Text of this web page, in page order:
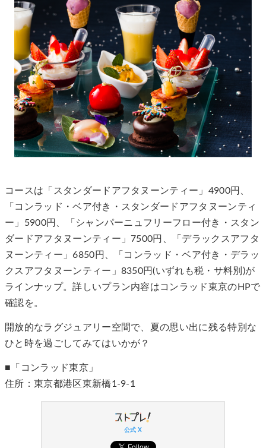
コースは「スタンダードアフタヌーンティー」4900円、
「コンラッド・ベア付き・スタンダードアフタヌーンティ
ー」5900円、「シャンパーニュフリーフロー付き・スタン
ダードアフタヌーンティー」7500円、「デラックスアフタ
ヌーンティー」6850円、「コンラッド・ベア付き・デラッ
クスアフタヌーンティー」8350円(いずれも税・サ料別)が
ラインナップ。詳しいプラン内容はコンラッド東京のHPで
確認を。
開放的なラグジュアリー空間で、夏の思い出に残る特別な
ひと時を過ごしてみてはいかが？
■「コンラッド東京」
住所：東京都港区東新橋1-9-1
公式 X